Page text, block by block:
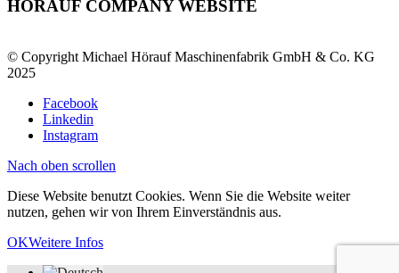
HÖRAUF COMPANY WEBSITE
© Copyright Michael Hörauf Maschinenfabrik GmbH & Co. KG
2025
Facebook
Linkedin
Instagram
Nach oben scrollen
Diese Website benutzt Cookies. Wenn Sie die Website weiter
nutzen, gehen wir von Ihrem Einverständnis aus.
OKWeitere Infos